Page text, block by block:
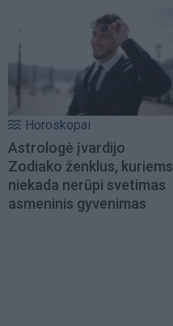
Horoskopai
Astrologė įvardijo
Zodiako ženklus, kuriems
niekada nerūpi svetimas
asmeninis gyvenimas